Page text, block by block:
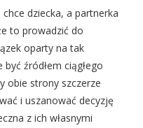
dziecka, a partnerka
to prowadzić do
oparty na tak
źródłem ciągłego
obie strony szczerze
i uszanować decyzję
z ich własnymi